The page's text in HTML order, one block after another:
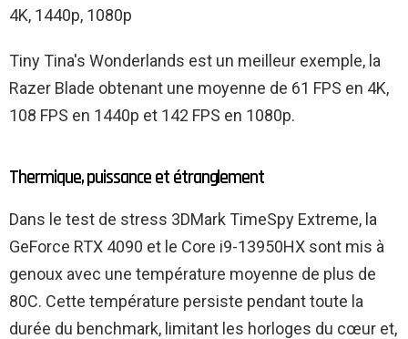
4K, 1440p, 1080p
Tiny Tina's Wonderlands est un meilleur exemple, la
Razer Blade obtenant une moyenne de 61 FPS en 4K,
108 FPS en 1440p et 142 FPS en 1080p.
Thermique, puissance et étranglement
Dans le test de stress 3DMark TimeSpy Extreme, la
GeForce RTX 4090 et le Core i9-13950HX sont mis à
genoux avec une température moyenne de plus de
80C. Cette température persiste pendant toute la
durée du benchmark, limitant les horloges du cœur et,